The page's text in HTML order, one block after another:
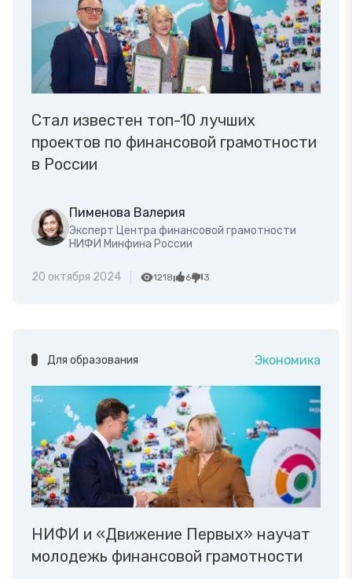
Стал известен топ-10 лучших
проектов по финансовой грамотности
в России
Пименова Валерия
Эксперт Центра финансовой грамотности
НИФИ Минфина России
20 октября 2024 1218 6 3
Для образования Экономика
НИФИ и «Движение Первых» научат
молодежь финансовой грамотности